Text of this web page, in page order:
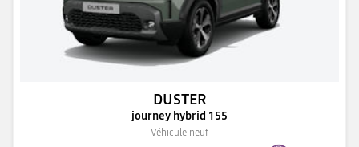
DUSTER
journey hybrid 155
Véhicule neuf